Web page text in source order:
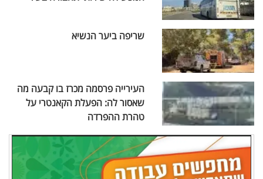
שריפה ביער הנשיא
העירייה פרסמה מכרז בו קבעה מה
שאסור לה: הפעלת הקאנטרי על
טהרת ההפרדה